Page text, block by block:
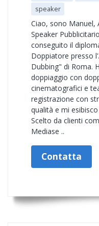
speaker
Ciao, sono
Speaker
conseguito il
Doppiatore presso
Dubbing" di Roma.
doppiaggio con
cinematografici e
registrazione con
qualità e mi
Scelto da clienti
Mediase ..
Contatta